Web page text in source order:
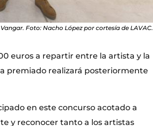
Foto: Nacho López por cortesía de LAVAC.
euros a repartir entre la artista y la
premiado realizará posteriormente
en este concurso acotado a
y reconocer tanto a los artistas